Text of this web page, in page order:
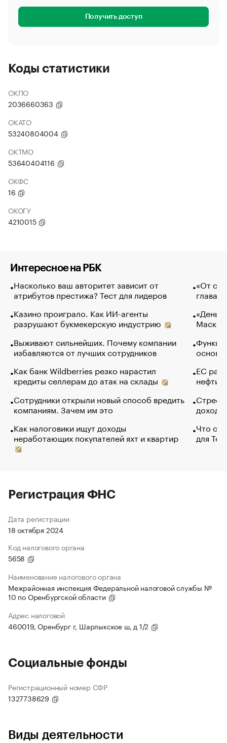
Получить доступ
Коды статистики
ОКПО
2036660363
ОКАТО
53240804004
ОКТМО
53640404116
ОКФС
16
ОКОГУ
4210015
Интересное на РБК
Насколько ваш авторитет зависит от
атрибутов престижа? Тест для лидеров
Казино проиграло. Как ИИ-агенты
разрушают букмекерскую индустрию
Выживают сильнейших. Почему компании
избавляются от лучших сотрудников
Как банк Wildberries резко нарастил
кредиты селлерам до атак на склады
Сотрудники открыли новый способ вредить
компаниям. Зачем им это
Как налоговики ищут доходы
неработающих покупателей яхт и квартир
«От
глава
Маск в
основ
ЕС
нефти
Что
для
Регистрация ФНС
Дата регистрации
18 октября 2024
Код налогового органа
5658
Наименование налогового органа
Межрайонная инспекция Федеральной налоговой службы №
10 по Оренбургской области
Адрес налоговой
460019, Оренбург г, Шарлыкское ш, д 1/2
Социальные фонды
Регистрационный номер СФР
1327738629
Виды деятельности